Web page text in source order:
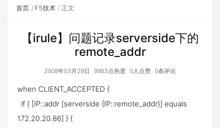
首页 F5技术 正文
【irule】问题记录serverside下的
remote_addr
2008年03月29日 9983点热度 0人点赞 0条评论
when CLIENT_ACCEPTED {
if { [IP::addr [serverside {IP::remote_addr}] equals
172.20.20.86] } {